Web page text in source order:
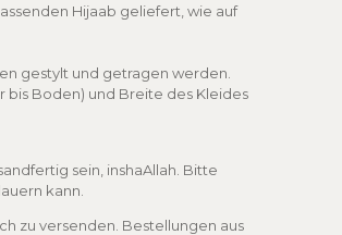
Hijaab geliefert, wie auf
gestylt und getragen werden.
bis Boden) und Breite des Kleides
sein, inshaAllah. Bitte
kann.
zu versenden. Bestellungen aus